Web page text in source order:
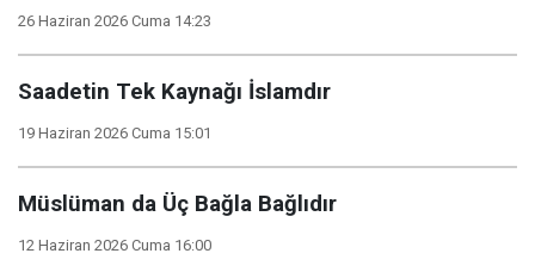
26 Haziran 2026 Cuma 14:23
Saadetin Tek Kaynağı İslamdır
19 Haziran 2026 Cuma 15:01
Müslüman da Üç Bağla Bağlıdır
12 Haziran 2026 Cuma 16:00